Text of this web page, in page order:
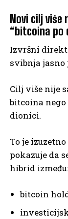
Novi cilj
“bitcoina po
Izvršni
svibnja jasno
Cilj više nije
bitcoina
dionici.
To je
pokazuje da
hibrid između:
bitcoin